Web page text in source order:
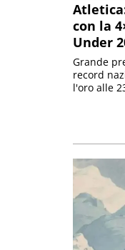
con la
Under
Grande
record
l'oro alle